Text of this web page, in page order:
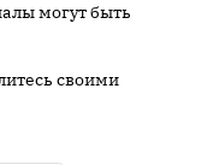
могут быть
своими